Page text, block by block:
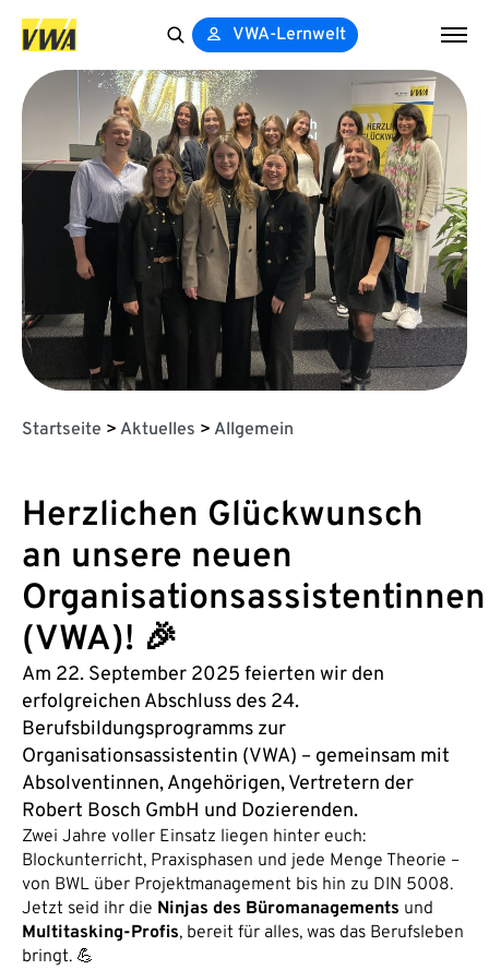
for:
VWA-Lernwelt
Startseite > Aktuelles > Allgemein
Herzlichen Glückwunsch
an unsere neuen
Organisationsassistentinnen
(VWA)! 🎉
Am 22. September 2025 feierten wir den
erfolgreichen Abschluss des 24.
Berufsbildungsprogramms zur
Organisationsassistentin (VWA) – gemeinsam mit
Absolventinnen, Angehörigen, Vertretern der
Robert Bosch GmbH und Dozierenden.
Zwei Jahre voller Einsatz liegen hinter euch:
Blockunterricht, Praxisphasen und jede Menge Theorie –
von BWL über Projektmanagement bis hin zu DIN 5008.
Jetzt seid ihr die Ninjas des Büromanagements und
Multitasking-Profis, bereit für alles, was das Berufsleben
bringt. 💪